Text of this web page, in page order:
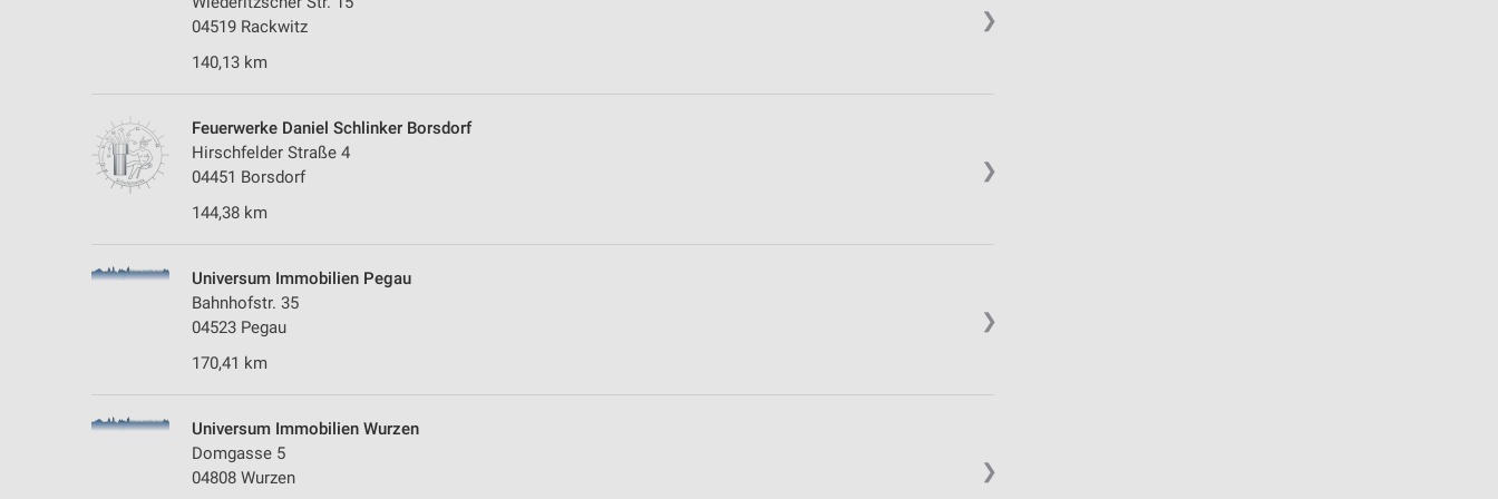
❯
04519 Rackwitz
140,13 km
❯
Feuerwerke Daniel Schlinker Borsdorf
Hirschfelder Straße 4
04451 Borsdorf
144,38 km
❯
Universum Immobilien Pegau
Bahnhofstr. 35
04523 Pegau
170,41 km
❯
Universum Immobilien Wurzen
Domgasse 5
04808 Wurzen